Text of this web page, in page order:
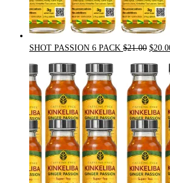
SHOT PASSION 6 PACK $21.00
was:
$